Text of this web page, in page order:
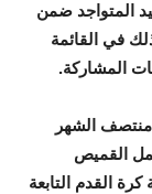
المتواجد ضمن
في القائمة
منتصف الشهر
القميص
القدم التابعة